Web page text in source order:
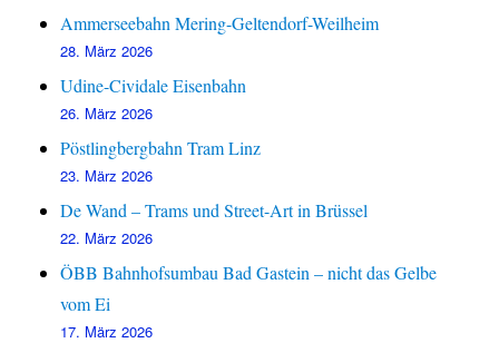
Ammerseebahn Mering-Geltendorf-Weilheim
28. März 2026
Udine-Cividale Eisenbahn
26. März 2026
Pöstlingbergbahn Tram Linz
23. März 2026
De Wand – Trams und Street-Art in Brüssel
22. März 2026
ÖBB Bahnhofsumbau Bad Gastein – nicht das Gelbe
vom Ei
17. März 2026